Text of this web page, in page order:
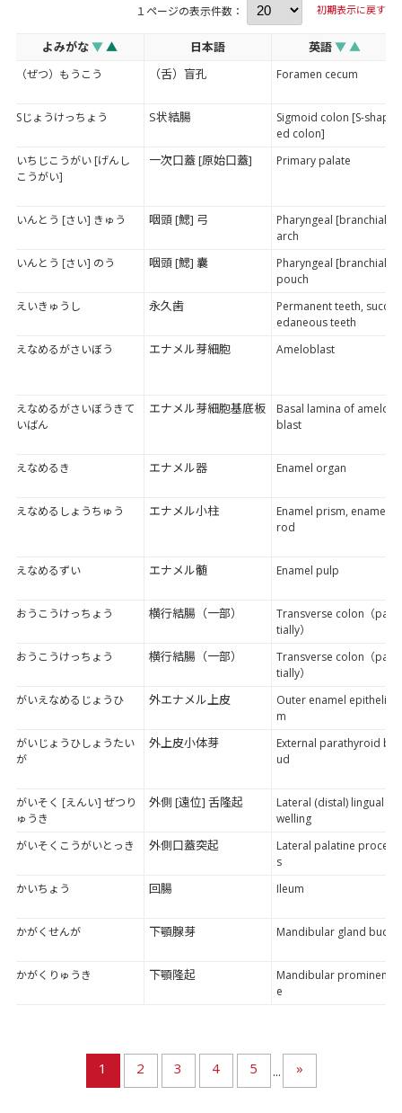
１ページの表示件数： 初期表示に戻す
よみがな▼ ▲ 日本語 英語▼ ▲
（ぜつ）もうこう （舌）盲孔 Foramen cecum
Sじょうけっちょう S状結腸
Sigmoid colon [S-shap
ed colon]
いちじこうがい [げんし
こうがい]
一次口蓋 [原始口蓋] Primary palate
いんとう [さい] きゅう 咽頭 [鰓] 弓
Pharyngeal [branchial]
arch
いんとう [さい] のう
咽頭 [鰓] 囊
Pharyngeal [branchial]
pouch
えいきゅうし
永久歯
Permanent teeth, succ
edaneous teeth
えなめるがさいぼう
エナメル芽細胞 Ameloblast
えなめるがさいぼうきて
いばん
エナメル芽細胞基底板
Basal lamina of amelo
blast
えなめるき エナメル器 Enamel organ
えなめるしょうちゅう エナメル小柱
Enamel prism, enamel
rod
えなめるずい エナメル髄 Enamel pulp
おうこうけっちょう 横行結腸（一部）
Transverse colon（par
tially）
おうこうけっちょう
横行結腸（一部）
Transverse colon（par
tially）
がいえなめるじょうひ
外エナメル上皮
Outer enamel epitheliu
m
がいじょうひしょうたい
が
外上皮小体芽
External parathyroid b
ud
がいそく [えんい] ぜつり
ゅうき
外側 [遠位] 舌隆起
Lateral (distal) lingual s
welling
がいそくこうがいとっき
外側口蓋突起
Lateral palatine proces
s
かいちょう
回腸 Ileum
かがくせんが 下顎腺芽 Mandibular gland bud
かがくりゅうき 下顎隆起
Mandibular prominenc
e
1 2 3 4 5 ... »